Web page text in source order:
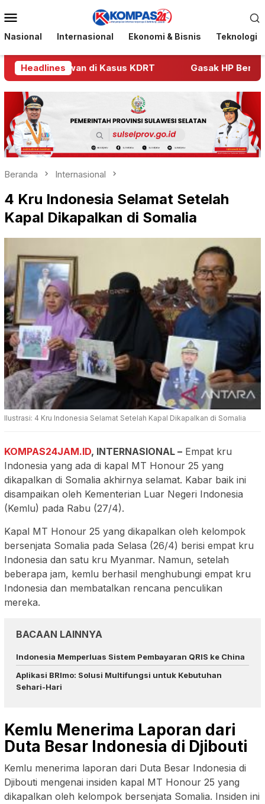
ke
kontenMobile
Nasional Internasional Ekonomi & Bisnis Teknologi
Headlines
Polwan di Kasus KDRT Gasak HP Berujung
Beranda Internasional
4 Kru Indonesia Selamat Setelah
Kapal Dikapalkan di Somalia
Ilustrasi: 4 Kru Indonesia Selamat Setelah Kapal Dikapalkan di Somalia
KOMPAS24JAM.ID, INTERNASIONAL – Empat kru
Indonesia yang ada di kapal MT Honour 25 yang
dikapalkan di Somalia akhirnya selamat. Kabar baik ini
disampaikan oleh Kementerian Luar Negeri Indonesia
(Kemlu) pada Rabu (27/4).
Kapal MT Honour 25 yang dikapalkan oleh kelompok
bersenjata Somalia pada Selasa (26/4) berisi empat kru
Indonesia dan satu kru Myanmar. Namun, setelah
beberapa jam, kemlu berhasil menghubungi empat kru
Indonesia dan membatalkan rencana penculikan
mereka.
BACAAN LAINNYA
Indonesia Memperluas Sistem Pembayaran QRIS ke China
Aplikasi BRImo: Solusi Multifungsi untuk Kebutuhan
Sehari-Hari
Kemlu Menerima Laporan dari
Duta Besar Indonesia di Djibouti
Kemlu menerima laporan dari Duta Besar Indonesia di
Djibouti mengenai insiden kapal MT Honour 25 yang
dikapalkan oleh kelompok bersenjata Somalia. Insiden ini